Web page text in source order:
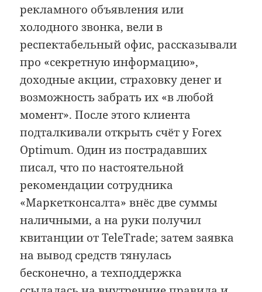
рекламного объявления или
холодного звонка, вели в
респектабельный офис, рассказывали
про «секретную информацию»,
доходные акции, страховку денег и
возможность забрать их «в любой
момент». После этого клиента
подталкивали открыть счёт у Forex
Optimum. Один из пострадавших
писал, что по настоятельной
рекомендации сотрудника
«Маркетконсалта» внёс две суммы
наличными, а на руки получил
квитанции от TeleTrade; затем заявка
на вывод средств тянулась
бесконечно, а техподдержка